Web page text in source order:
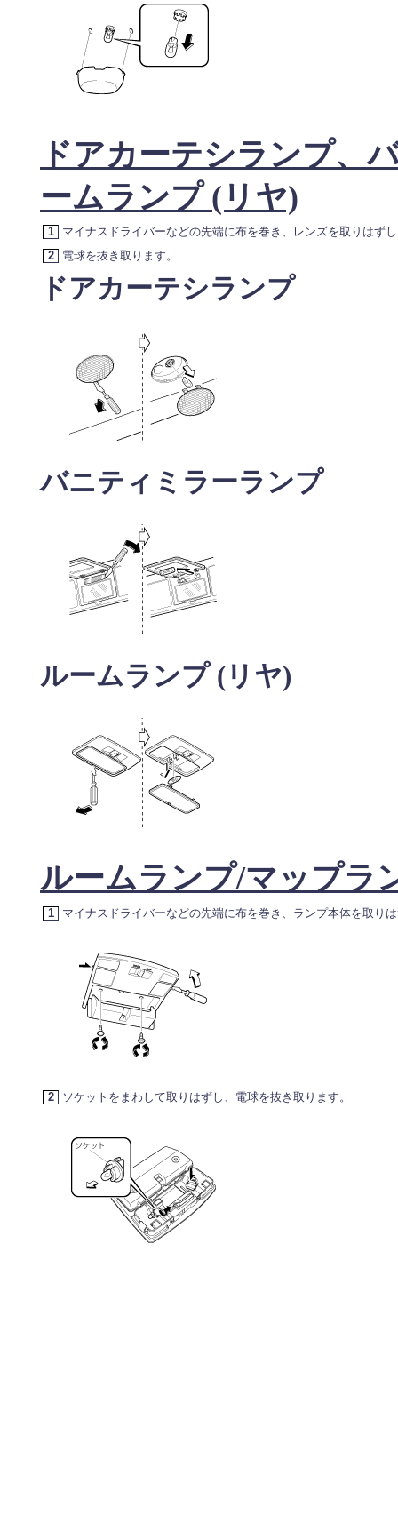
ドアカーテシランプ、
ームランプ (リヤ)
1
マイナスドライバーなどの先端に布を巻き、レンズを取りはず
2
電球を抜き取ります。
ドアカーテシランプ
バニティミラーランプ
ルームランプ (リヤ)
ルームランプ/マップラ
1 マイナスドライバーなどの先端に布を巻き、ランプ本体を取り
2 ソケットをまわして取りはずし、電球を抜き取ります。